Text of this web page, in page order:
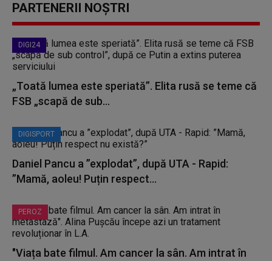
PARTENERII NOȘTRI
DIGI24
„Toată lumea este speriată”. Elita rusă se teme că
FSB „scapă de sub...
DIGISPORT
Daniel Pancu a ”explodat”, după UTA - Rapid:
”Mamă, aoleu! Puțin respect...
PEROZ
"Viața bate filmul. Am cancer la sân. Am intrat în